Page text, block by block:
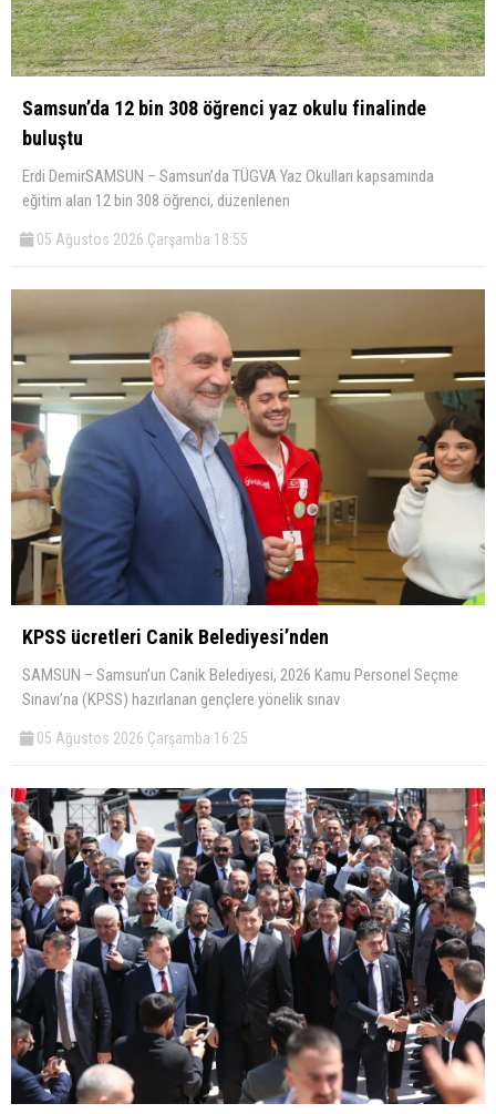
Samsun’da 12 bin 308 öğrenci yaz okulu finalinde
buluştu
Erdi DemirSAMSUN – Samsun’da TÜGVA Yaz Okulları kapsamında
eğitim alan 12 bin 308 öğrenci, düzenlenen
05 Ağustos 2026 Çarşamba 18:55
KPSS ücretleri Canik Belediyesi’nden
SAMSUN – Samsun’un Canik Belediyesi, 2026 Kamu Personel Seçme
Sınavı’na (KPSS) hazırlanan gençlere yönelik sınav
05 Ağustos 2026 Çarşamba 16:25